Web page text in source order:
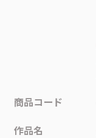
商品コード
作品名